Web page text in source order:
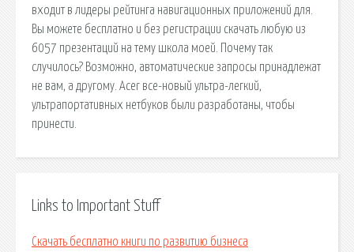
входит в лидеры рейтинга навигационных приложений для.
Вы можете бесплатно и без регистрации скачать любую из
6057 презентаций на тему школа моей. Почему так
случилось? Возможно, автоматические запросы принадлежат
не вам, а другому. Acer все-новый ультра-легкий,
ультрапортативных нетбуков были разработаны, чтобы
принести.
Links to Important Stuff
Скачать бесплатно книги по развитию бизнеса